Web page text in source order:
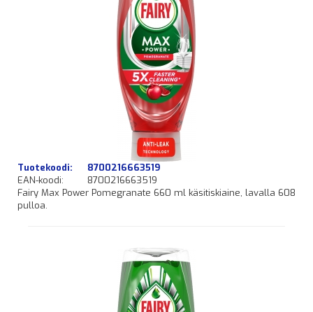
Tuotekoodi:
8700216663519
EAN-koodi:
8700216663519
Fairy Max Power Pomegranate 660 ml käsitiskiaine, lavalla 608
pulloa.